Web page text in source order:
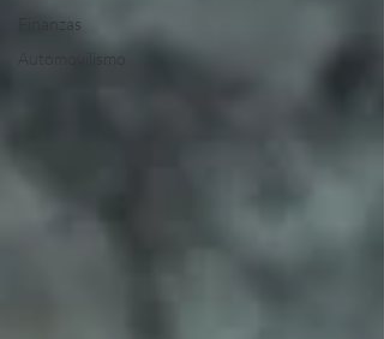
Finanzas
Automovilismo